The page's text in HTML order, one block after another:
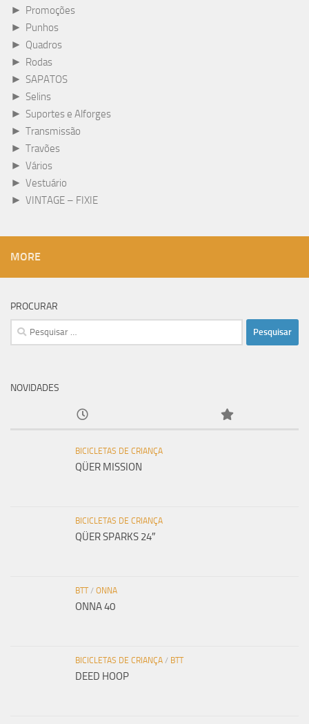
► Promoções
► Punhos
► Quadros
► Rodas
► SAPATOS
► Selins
► Suportes e Alforges
► Transmissão
► Travões
► Vários
► Vestuário
► VINTAGE – FIXIE
MORE
PROCURAR
Pesquisar
por:
NOVIDADES
BICICLETAS DE CRIANÇA
QÜER MISSION
BICICLETAS DE CRIANÇA
QÜER SPARKS 24″
BTT/ ONNA
ONNA 40
BICICLETAS DE CRIANÇA / BTT
DEED HOOP